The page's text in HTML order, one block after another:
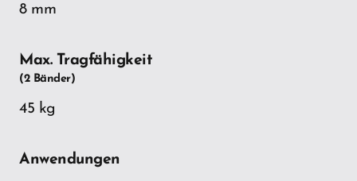
8 mm
Max. Tragfähigkeit
(2 Bänder)
45 kg
Anwendungen